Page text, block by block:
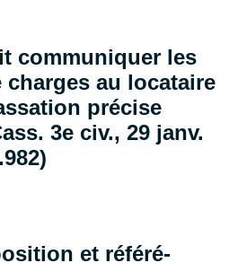
communiquer les
au locataire
précise
3e civ., 29 janv.
et référé-